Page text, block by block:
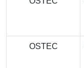
OSTEC